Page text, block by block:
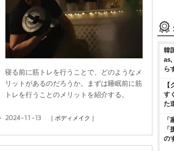
寝る前に筋トレを行うことで、どのようなメ
リットがあるのだろうか。まずは睡眠前に筋
トレを行うことのメリットを紹介する。
2024-11-13 ｜ボディメイク｜
韓
as,
ら
す
た
の